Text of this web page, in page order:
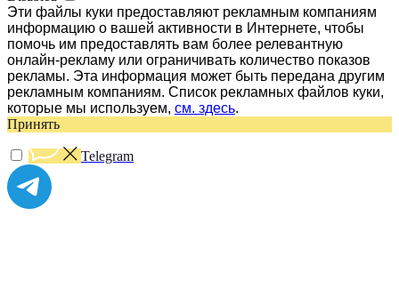
Эти файлы куки предоставляют рекламным компаниям
информацию о вашей активности в Интернете, чтобы
помочь им предоставлять вам более релевантную
онлайн-рекламу или ограничивать количество показов
рекламы. Эта информация может быть передана другим
рекламным компаниям. Список рекламных файлов куки,
которые мы используем, см. здесь.
Принять
Telegram